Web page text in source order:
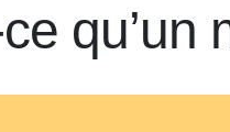
ce